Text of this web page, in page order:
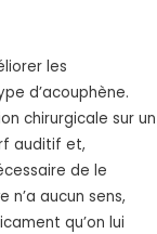
les
d’acouphène.
chirurgicale sur un
auditif et,
de le
n’a aucun sens,
qu’on lui